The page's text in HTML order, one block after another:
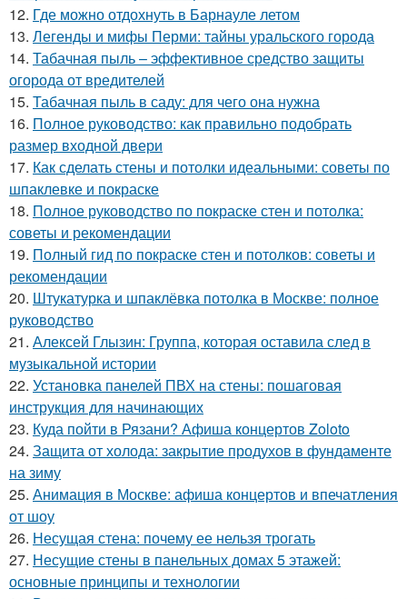
12. Где можно отдохнуть в Барнауле летом
13. Легенды и мифы Перми: тайны уральского города
14. Табачная пыль – эффективное средство защиты
огорода от вредителей
15. Табачная пыль в саду: для чего она нужна
16. Полное руководство: как правильно подобрать
размер входной двери
17. Как сделать стены и потолки идеальными: советы по
шпаклевке и покраске
18. Полное руководство по покраске стен и потолка:
советы и рекомендации
19. Полный гид по покраске стен и потолков: советы и
рекомендации
20. Штукатурка и шпаклёвка потолка в Москве: полное
руководство
21. Алексей Глызин: Группа, которая оставила след в
музыкальной истории
22. Установка панелей ПВХ на стены: пошаговая
инструкция для начинающих
23. Куда пойти в Рязани? Афиша концертов Zoloto
24. Защита от холода: закрытие продухов в фундаменте
на зиму
25. Анимация в Москве: афиша концертов и впечатления
от шоу
26. Несущая стена: почему ее нельзя трогать
27. Несущие стены в панельных домах 5 этажей:
основные принципы и технологии